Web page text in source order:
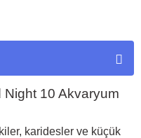
10 Akvaryum
karidesler ve küçük